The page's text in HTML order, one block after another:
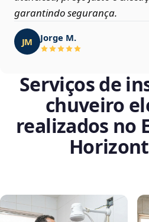
garantindo segurança.
JM Jorge M.
Serviços de
chuveiro
realizados no